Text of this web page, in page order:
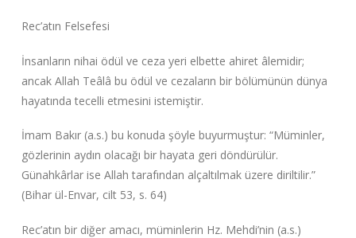
Rec’atın Felsefesi
İnsanların nihai ödül ve ceza yeri elbette ahiret âlemidir;
ancak Allah Teâlâ bu ödül ve cezaların bir bölümünün dünya
hayatında tecelli etmesini istemiştir.
İmam Bakır (a.s.) bu konuda şöyle buyurmuştur: “Müminler,
gözlerinin aydın olacağı bir hayata geri döndürülür.
Günahkârlar ise Allah tarafından alçaltılmak üzere diriltilir.”
(Bihar ül-Envar, cilt 53, s. 64)
Rec’atın bir diğer amacı, müminlerin Hz. Mehdi’nin (a.s.)